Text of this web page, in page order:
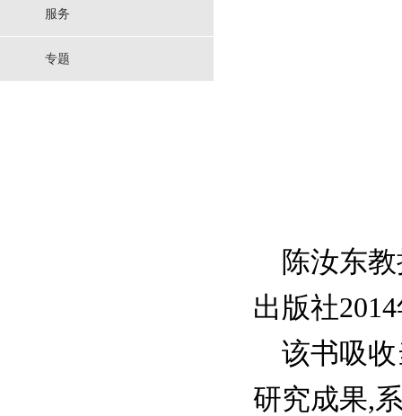
服务
专题
陈汝东教
出版社
该书吸收
研究成果,